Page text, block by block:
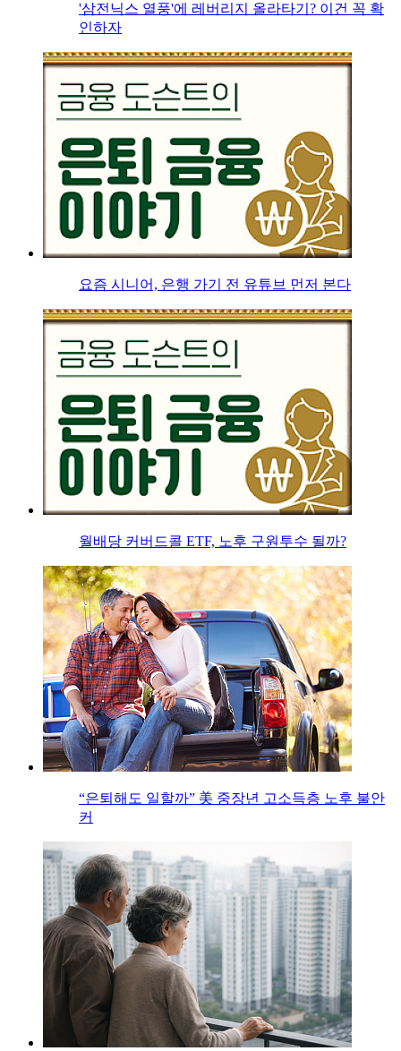
'삼전닉스 열풍'에 레버리지 올라타기? 이건 꼭 확
인하자
요즘 시니어, 은행 가기 전 유튜브 먼저 본다
월배당 커버드콜 ETF, 노후 구원투수 될까?
“은퇴해도 일할까” 美 중장년 고소득층 노후 불안
커